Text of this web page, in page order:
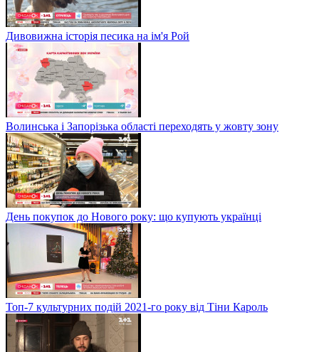
Дивовижна історія песика на ім'я Рой
Волинська і Запорізька області переходять у жовту зону
День покупок до Нового року: що купують українці
Топ-7 культурних подій 2021-го року від Тіни Кароль